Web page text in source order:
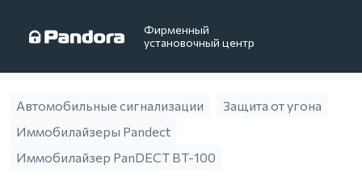
Фирменный
установочный центр
Автомобильные сигнализации
Защита от угона
Иммобилайзеры Pandect
Иммобилайзер PanDECT BT-100